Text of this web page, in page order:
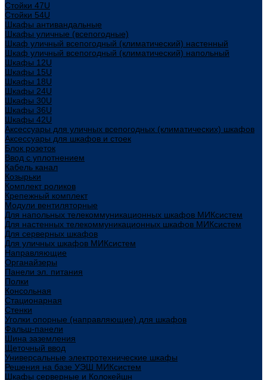
Стойки 47U
Стойки 54U
Шкафы антивандальные
Шкафы уличные (всепогодные)
Шкаф уличный всепогодный (климатический) настенный
Шкаф уличный всепогодный (климатический) напольный
Шкафы 12U
Шкафы 15U
Шкафы 18U
Шкафы 24U
Шкафы 30U
Шкафы 36U
Шкафы 42U
Аксессуары для уличных всепогодных (климатических) шкафов
Аксессуары для шкафов и стоек
Блок розеток
Ввод с уплотнением
Кабель канал
Козырьки
Комплект роликов
Крепежный комплект
Модули вентиляторные
Для напольных телекоммуникационных шкафов МИКсистем
Для настенных телекоммуникационных шкафов МИКсистем
Для серверных шкафов
Для уличных шкафов МИКсистем
Направляющие
Органайзеры
Панели эл. питания
Полки
Консольная
Стационарная
Стенки
Уголки опорные (направляющие) для шкафов
Фальш-панели
Шина заземления
Щеточный ввод
Универсальные электротехнические шкафы
Решения на базе УЭШ МИКсистем
Шкафы серверные и Колокейшн